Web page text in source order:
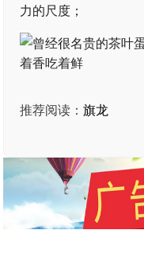
力的尺度；
推荐阅读：旗龙